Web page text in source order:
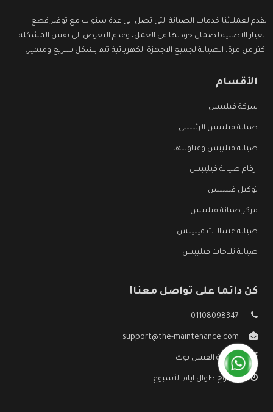
نقدم لعملائنا خدمات الصيانة التى تصل الى عدة سنوات مع توفير قطع
الغيار الاصلية لضمان جودتها فى العمل، وعدم التعرض الى نفس المشكلة
اكثر من مرة، الصيانة لجميع الاجهزة الكهربائية تتم بشكل سريع ومتميز.
الأقسام
شركة فيليبس
صيانة فيليبس الرئيسي
صيانة فيليبس وعناوينها
ارقام صيانة فيليبس
توكيل فيليبس
مركز صيانة فيليبس
صيانة غسالات فيليبس
صيانة ثلاجات فيليبس
كن دائما على تواصل معنا!
01108098347
support@the-maintenance.com
صفحة الفيس بوك
مفتوح طوال ايام الأسبوع